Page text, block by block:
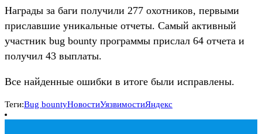
Награды за баги получили 277 охотников, первыми
приславшие уникальные отчеты. Самый активный
участник bug bounty программы прислал 64 отчета и
получил 43 выплаты.
Все найденные ошибки в итоге были исправлены.
Теги:Bug bountyНовостиУязвимостиЯндекс